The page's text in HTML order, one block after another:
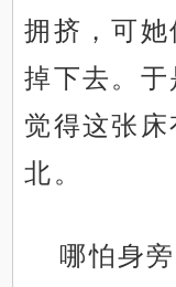
拥挤，可
掉下去。
觉得这张
北。
哪怕身